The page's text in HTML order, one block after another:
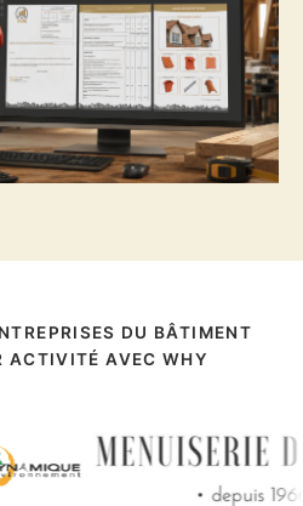
DU BÂTIMENT
ACTIVITÉ AVEC WHY